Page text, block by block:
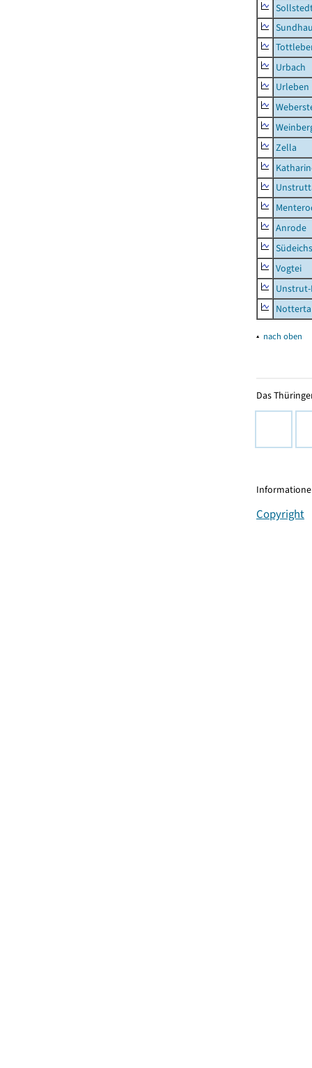
Urbach
Urleben
Zella
Anrode
Vogtei
▴ nach oben
Das
Copyright